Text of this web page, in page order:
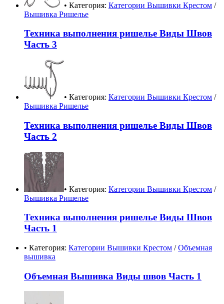
• Категория: Категории Вышивки Крестом /
Вышивка Ришелье
Техника выполнения ришелье Виды Швов
Часть 3
• Категория: Категории Вышивки Крестом /
Вышивка Ришелье
Техника выполнения ришелье Виды Швов
Часть 2
• Категория: Категории Вышивки Крестом /
Вышивка Ришелье
Техника выполнения ришелье Виды Швов
Часть 1
• Категория: Категории Вышивки Крестом /Объемная
вышивка
Объемная Вышивка Виды швов Часть 1